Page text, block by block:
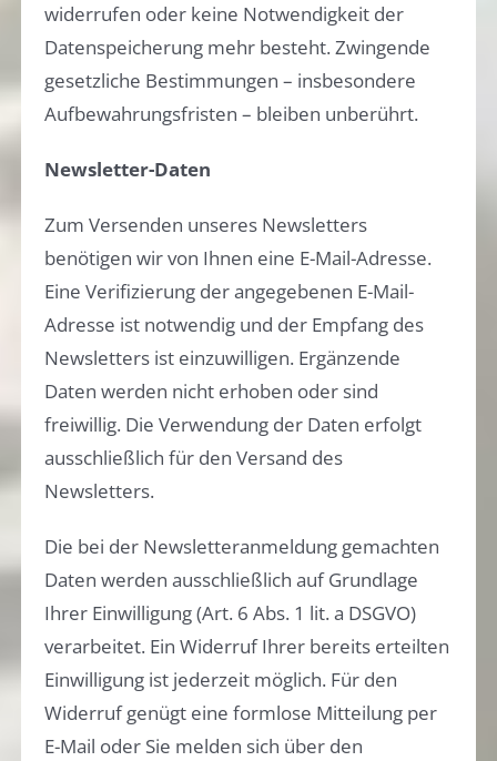
widerrufen oder keine Notwendigkeit der
Datenspeicherung mehr besteht. Zwingende
gesetzliche Bestimmungen – insbesondere
Aufbewahrungsfristen – bleiben unberührt.
Newsletter-Daten
Zum Versenden unseres Newsletters
benötigen wir von Ihnen eine E-Mail-Adresse.
Eine Verifizierung der angegebenen E-Mail-
Adresse ist notwendig und der Empfang des
Newsletters ist einzuwilligen. Ergänzende
Daten werden nicht erhoben oder sind
freiwillig. Die Verwendung der Daten erfolgt
ausschließlich für den Versand des
Newsletters.
Die bei der Newsletteranmeldung gemachten
Daten werden ausschließlich auf Grundlage
Ihrer Einwilligung (Art. 6 Abs. 1 lit. a DSGVO)
verarbeitet. Ein Widerruf Ihrer bereits erteilten
Einwilligung ist jederzeit möglich. Für den
Widerruf genügt eine formlose Mitteilung per
E-Mail oder Sie melden sich über den